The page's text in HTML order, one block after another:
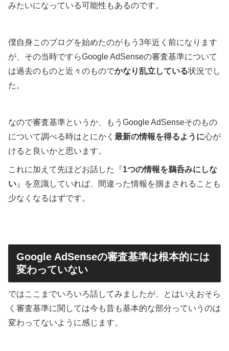
みたいになっている可能性もあるのです。
僕自身このブログを始めたのがもう3年近く前になります
が、その当時ですらGoogle AdSenseの審査基準について
は過去のものと近々のものでかなり乱立している状況でし
た。
なので審査基準というか、もうGoogle AdSenseそのもの
について調べる時はとにかく 最新の情報を得るように心が
けると良いかと思います。
これに加えて先ほどお話した『1つの情報を鵜呑みにしな
い 』を意識していれば、間違った情報を掴まされることも
少なくなるはずです。
Google AdSenseの審査基準は根本的には
変わっていない
ではここまでいろいろ話してみましたが、とはいえおそら
く審査基準に関しては今も昔も基本的な部分っていうのは
変わってないように感じます。